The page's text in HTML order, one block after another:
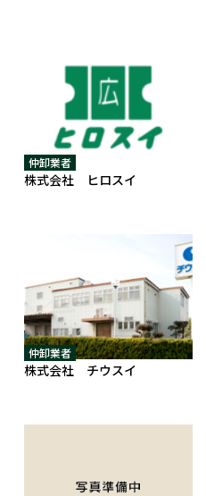
仲卸業者
株式会社 ヒロスイ
仲卸業者
株式会社 チウスイ